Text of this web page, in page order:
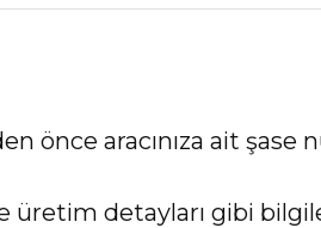
aracınıza ait şase
üretim detayları gibi